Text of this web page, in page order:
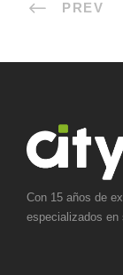
PREV
Con 15 años de
especializados en